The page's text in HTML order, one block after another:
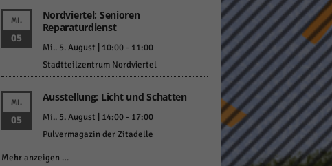
MI.
05
Nordviertel: Senioren
Reparaturdienst
Mi.. 5. August | 10:00- 11:00
Stadtteilzentrum Nordviertel
MI.
05
Ausstellung: Licht und Schatten
Mi.. 5. August | 14:00- 17:00
Pulvermagazin der Zitadelle
Mehr anzeigen …